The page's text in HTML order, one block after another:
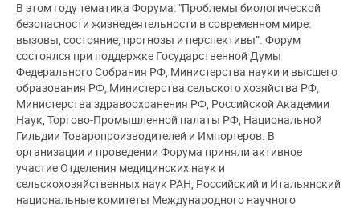
В этом году тематика Форума: "Проблемы биологической
безопасности жизнедеятельности в современном мире:
вызовы, состояние, прогнозы и перспективы”. Форум
состоялся при поддержке Государственной Думы
Федерального Собрания РФ, Министерства науки и высшего
образования РФ, Министерства сельского хозяйства РФ,
Министерства здравоохранения РФ, Российской Академии
Наук, Торгово-Промышленной палаты РФ, Национальной
Гильдии Товаропроизводителей и Импортеров. В
организации и проведении Форума приняли активное
участие Отделения медицинских наук и
сельскохозяйственных наук РАН, Российский и Итальянский
национальные комитеты Международного научного